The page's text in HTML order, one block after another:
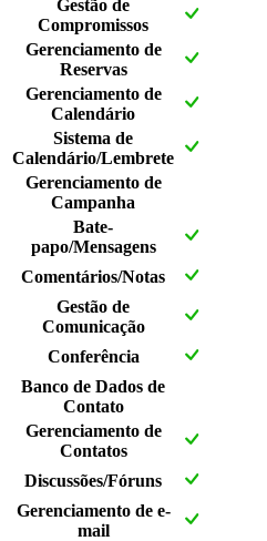
Gestão de
Compromissos
Gerenciamento de
Reservas
Gerenciamento de
Calendário
Sistema de
Calendário/Lembrete
Gerenciamento de
Campanha
Bate-
papo/Mensagens
Comentários/Notas
Gestão de
Comunicação
Conferência
Banco de Dados de
Contato
Gerenciamento de
Contatos
Discussões/Fóruns
Gerenciamento de e-
mail